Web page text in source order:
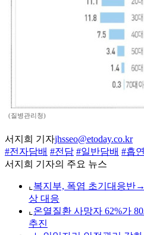
(질병관리청)
서지희 기자jhsseo@etoday.co.kr
#전자담배 #전담 #일반담배 #흡
서지희 기자의 주요 뉴스
⌞ 복지부, 폭염 초기대응반
상 대응
⌞ 온열질환 사망자 62%가
추진